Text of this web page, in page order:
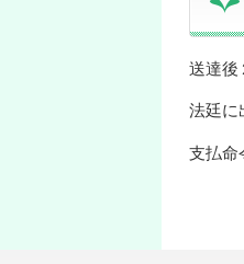
送達後
法廷に
支払命